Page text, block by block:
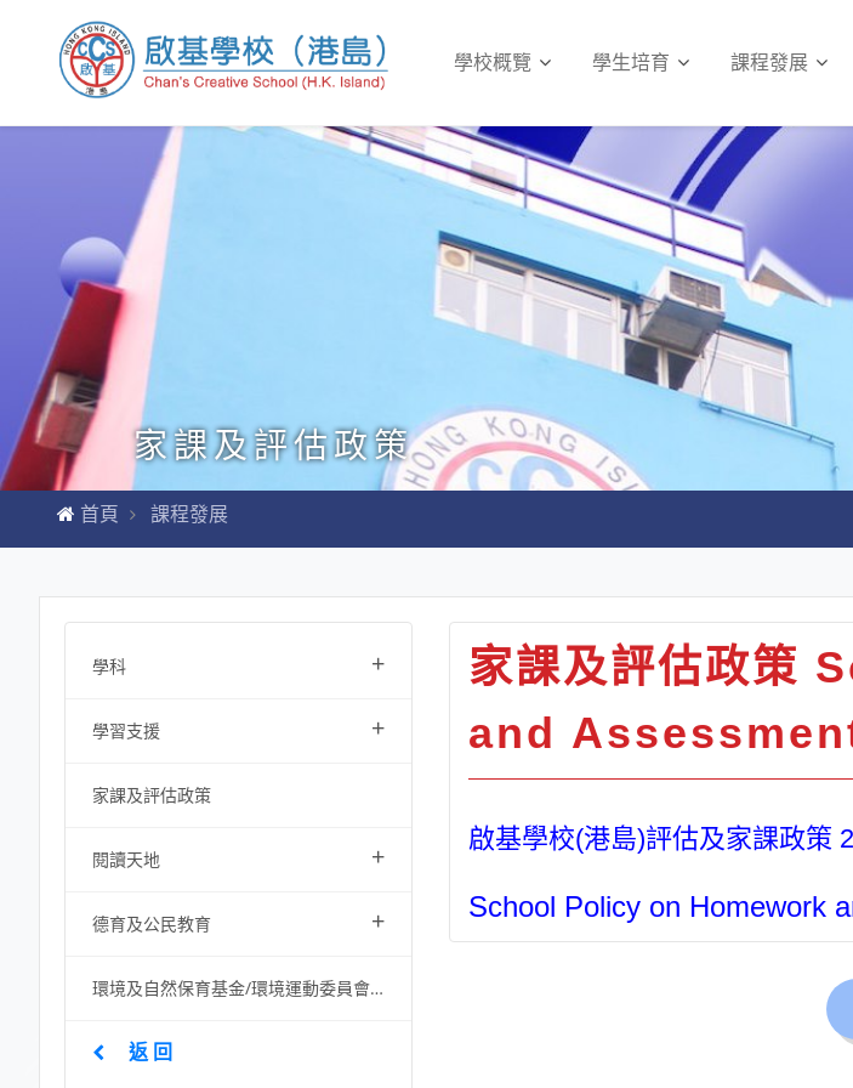
學校概覽 學生培育 課程發展
家課及評估政策
首頁 課程發展
學科 +
學習支援 +
家課及評估政策
閱讀天地 +
德育及公民教育 +
環境及自然保育基金/環境運動委員會資助項目
返 回
家課及評估政策
and
啟基學校(港島)評估及家課政策
School Policy on Homework